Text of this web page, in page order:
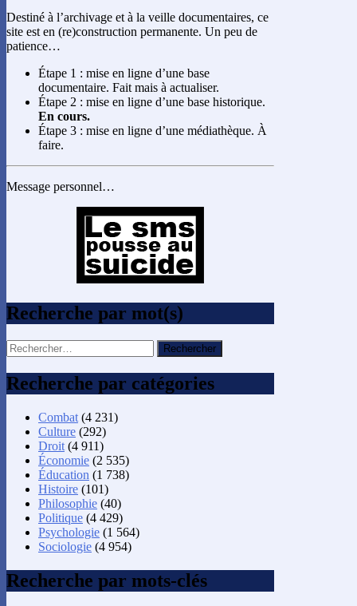
Destiné à l’archivage et à la veille documentaires, ce
site est en (re)construction permanente. Un peu de
patience…
Étape 1 : mise en ligne d’une base
documentaire. Fait mais à actualiser.
Étape 2 : mise en ligne d’une base historique.
En cours.
Étape 3 : mise en ligne d’une médiathèque. À
faire.
Message personnel…
Recherche par mot(s)
Rechercher :
Recherche par catégories
Combat (4 231)
Culture (292)
Droit (4 911)
Économie (2 535)
Éducation (1 738)
Histoire (101)
Philosophie (40)
Politique (4 429)
Psychologie (1 564)
Sociologie (4 954)
Recherche par mots-clés